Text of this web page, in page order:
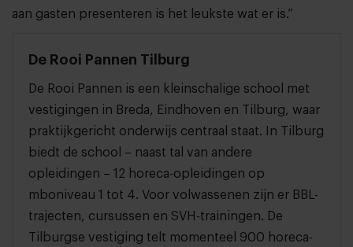
aan gasten presenteren is het leukste wat er is.”
De Rooi Pannen Tilburg
De Rooi Pannen is een kleinschalige school met
vestigingen in Breda, Eindhoven en Tilburg, waar
praktijkgericht onderwijs centraal staat. In Tilburg
biedt de school – naast tal van andere
opleidingen – 12 horeca-opleidingen op
mboniveau 1 tot 4. Voor volwassenen zijn er BBL-
trajecten, cursussen en SVH-trainingen. De
Tilburgse vestiging telt momenteel 900 horeca-